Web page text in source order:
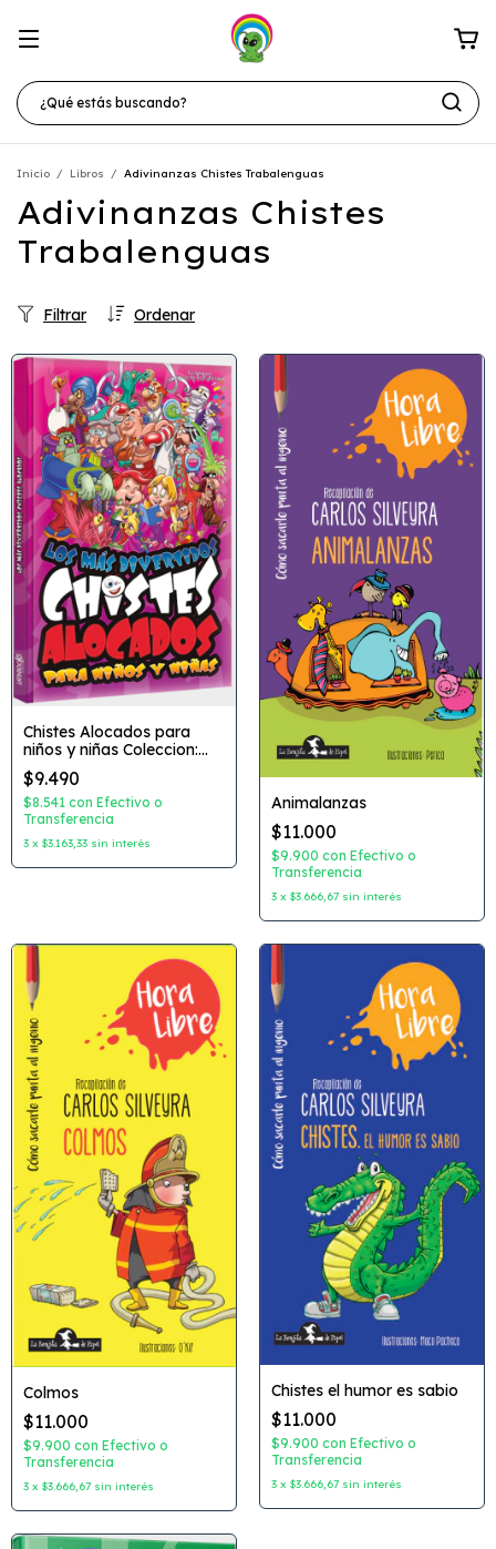
Inicio / Libros / Adivinanzas Chistes Trabalenguas
Adivinanzas Chistes
Trabalenguas
Ordenar
Filtrar
Chistes Alocados para
niños y niñas Coleccion:
Los mas Divertidos
Editorial: Latinbooks
$9.490
$8.541 con Efectivo o
Transferencia
3 x $3.163,33 sin interés
Animalanzas
$11.000
$9.900 con Efectivo o
Transferencia
3 x $3.666,67 sin interés
Colmos
$11.000
$9.900 con Efectivo o
Transferencia
3 x $3.666,67 sin interés
Chistes el humor es sabio
$11.000
$9.900 con Efectivo o
Transferencia
3 x $3.666,67 sin interés